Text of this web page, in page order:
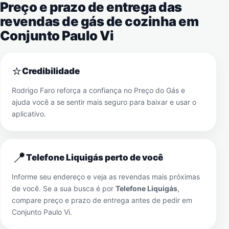
Preço e prazo de entrega das
revendas de gás de cozinha em
Conjunto Paulo Vi
⭐Credibilidade
Rodrigo Faro reforça a confiança no Preço do Gás e
ajuda você a se sentir mais seguro para baixar e usar o
aplicativo.
📍Telefone Liquigás perto de você
Informe seu endereço e veja as revendas mais próximas
de você. Se a sua busca é por Telefone Liquigás,
compare preço e prazo de entrega antes de pedir em
Conjunto Paulo Vi.